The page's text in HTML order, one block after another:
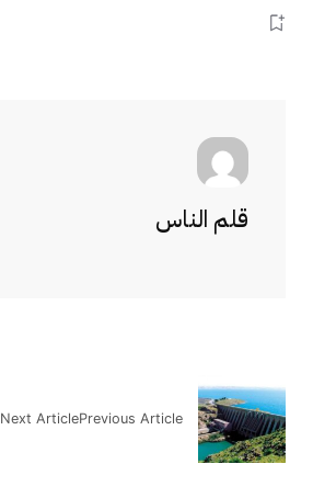
قلم الناس
Previous Article
Next Article